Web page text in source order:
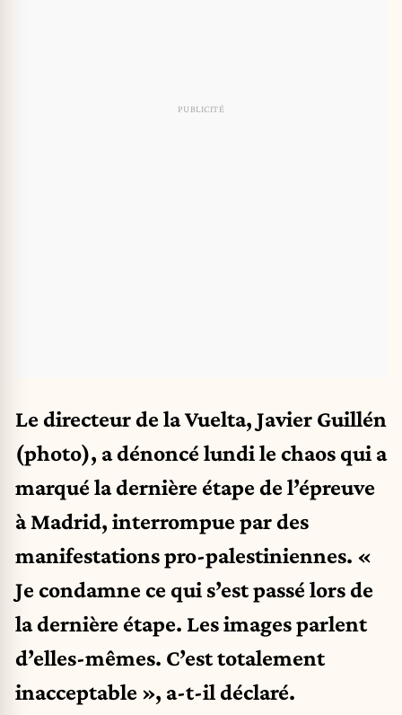
Le directeur de la Vuelta, Javier Guillén
(photo), a dénoncé lundi le chaos qui a
marqué la dernière étape de l’épreuve
à Madrid, interrompue par des
manifestations pro-palestiniennes. «
Je condamne ce qui s’est passé lors de
la dernière étape. Les images parlent
d’elles-mêmes. C’est totalement
inacceptable », a-t-il déclaré.